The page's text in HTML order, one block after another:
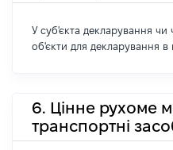
У суб'єкта декларування чи
об'єкти для декларування в
6. Цінне рухоме
транспортні